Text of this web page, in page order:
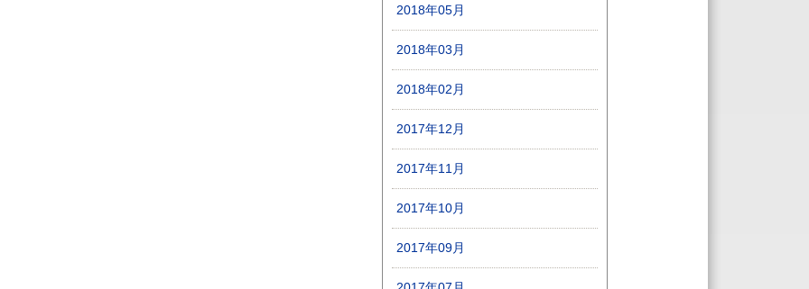
2018年05月
2018年03月
2018年02月
2017年12月
2017年11月
2017年10月
2017年09月